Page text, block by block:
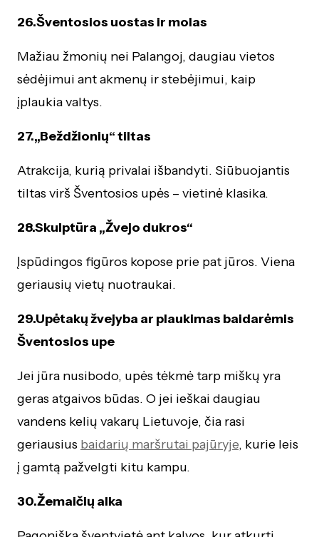
26.Šventosios uostas ir molas
Mažiau žmonių nei Palangoj, daugiau vietos
sėdėjimui ant akmenų ir stebėjimui, kaip
įplaukia valtys.
27.„Beždžionių“ tiltas
Atrakcija, kurią privalai išbandyti. Siūbuojantis
tiltas virš Šventosios upės – vietinė klasika.
28.Skulptūra „Žvejo dukros“
Įspūdingos figūros kopose prie pat jūros. Viena
geriausių vietų nuotraukai.
29.Upėtakų žvejyba ar plaukimas baidarėmis
Šventosios upe
Jei jūra nusibodo, upės tėkmė tarp miškų yra
geras atgaivos būdas. O jei ieškai daugiau
vandens kelių vakarų Lietuvoje, čia rasi
geriausius baidarių maršrutai pajūryje, kurie leis
į gamtą pažvelgti kitu kampu.
30.Žemaičių alka